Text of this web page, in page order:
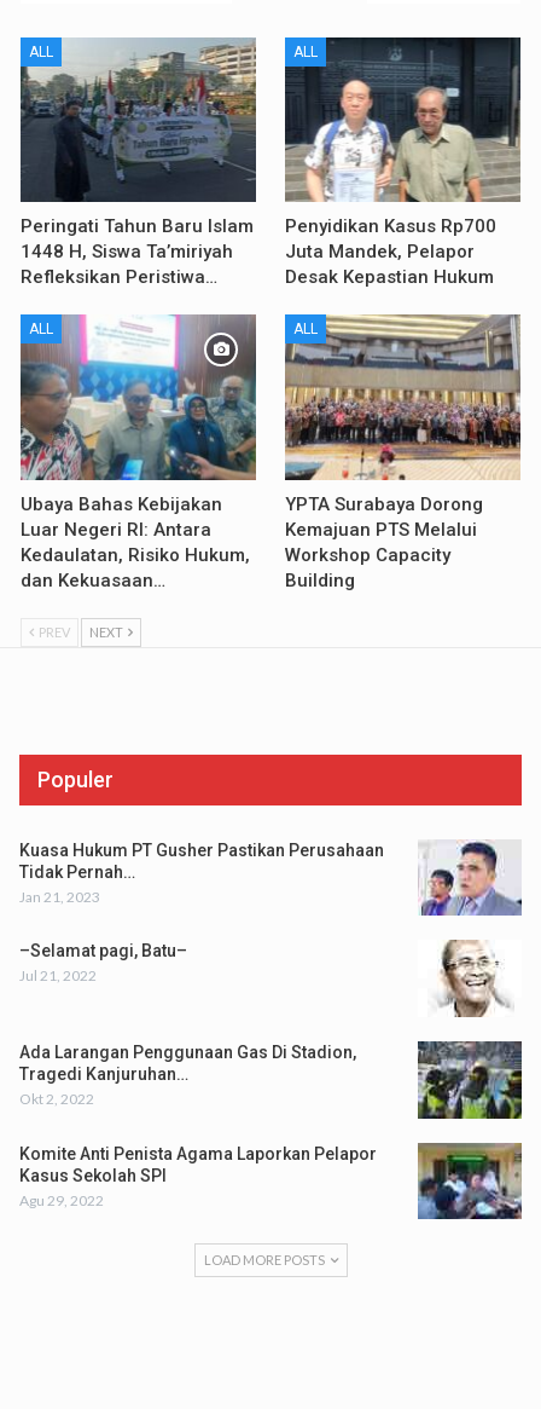
ALL
Peringati Tahun Baru Islam
1448 H, Siswa Ta’miriyah
Refleksikan Peristiwa…
ALL
Penyidikan Kasus Rp700
Juta Mandek, Pelapor
Desak Kepastian Hukum
ALL
Ubaya Bahas Kebijakan
Luar Negeri RI: Antara
Kedaulatan, Risiko Hukum,
dan Kekuasaan…
ALL
YPTA Surabaya Dorong
Kemajuan PTS Melalui
Workshop Capacity
Building
PREV NEXT
Populer
Kuasa Hukum PT Gusher Pastikan Perusahaan
Tidak Pernah…
Jan 21, 2023
–Selamat pagi, Batu–
Jul 21, 2022
Ada Larangan Penggunaan Gas Di Stadion,
Tragedi Kanjuruhan…
Okt 2, 2022
Komite Anti Penista Agama Laporkan Pelapor
Kasus Sekolah SPI
Agu 29, 2022
LOAD MORE POSTS